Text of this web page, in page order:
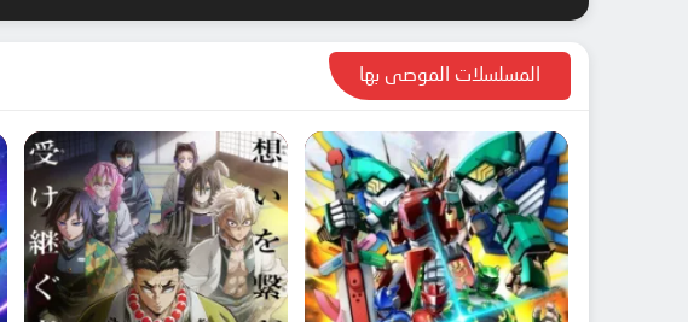
المسلسلات الموصى بها